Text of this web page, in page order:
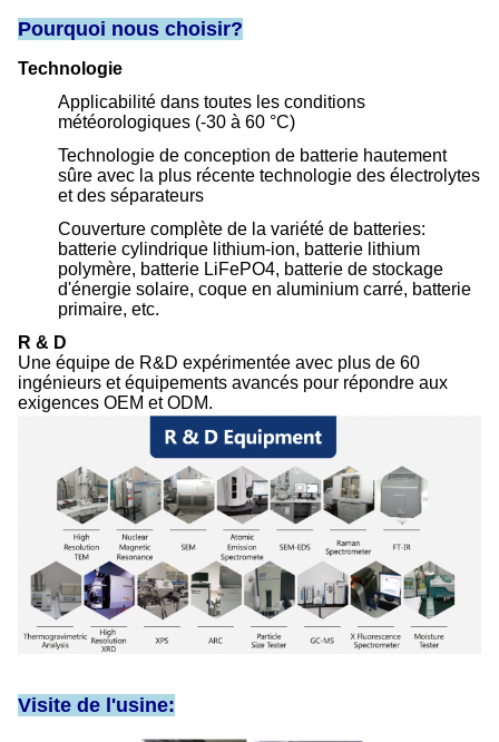
Pourquoi nous choisir?
Technologie
Applicabilité dans toutes les conditions
météorologiques (-30 à 60 °C)
Technologie de conception de batterie hautement
sûre avec la plus récente technologie des électrolytes
et des séparateurs
Couverture complète de la variété de batteries:
batterie cylindrique lithium-ion, batterie lithium
polymère, batterie LiFePO4, batterie de stockage
d'énergie solaire, coque en aluminium carré, batterie
primaire, etc.
R & D
Une équipe de R&D expérimentée avec plus de 60
ingénieurs et équipements avancés pour répondre aux
exigences OEM et ODM.
Visite de l'usine: